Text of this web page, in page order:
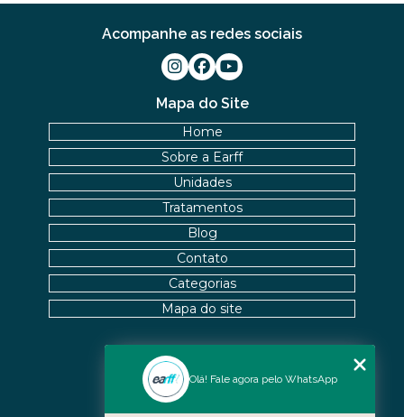
Nossas Unidades
Mapa do Site
Home
Sobre a Earff
Unidades
Tratamentos
Blog
Contato
Categorias
Mapa do site
Acompanhe as redes sociais
Olá! Fale agora pelo WhatsApp